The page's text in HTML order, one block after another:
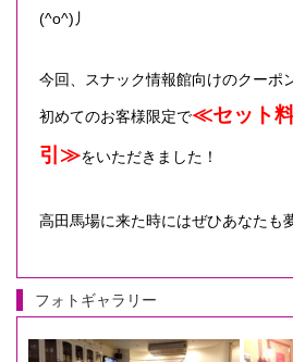
(^o^)丿
今回、スナック情報館向けのクーポ
初めてのお客様限定で≪セット
引≫をいただきました！
高田馬場に来た時にはぜひあなたも
フォトギャラリー